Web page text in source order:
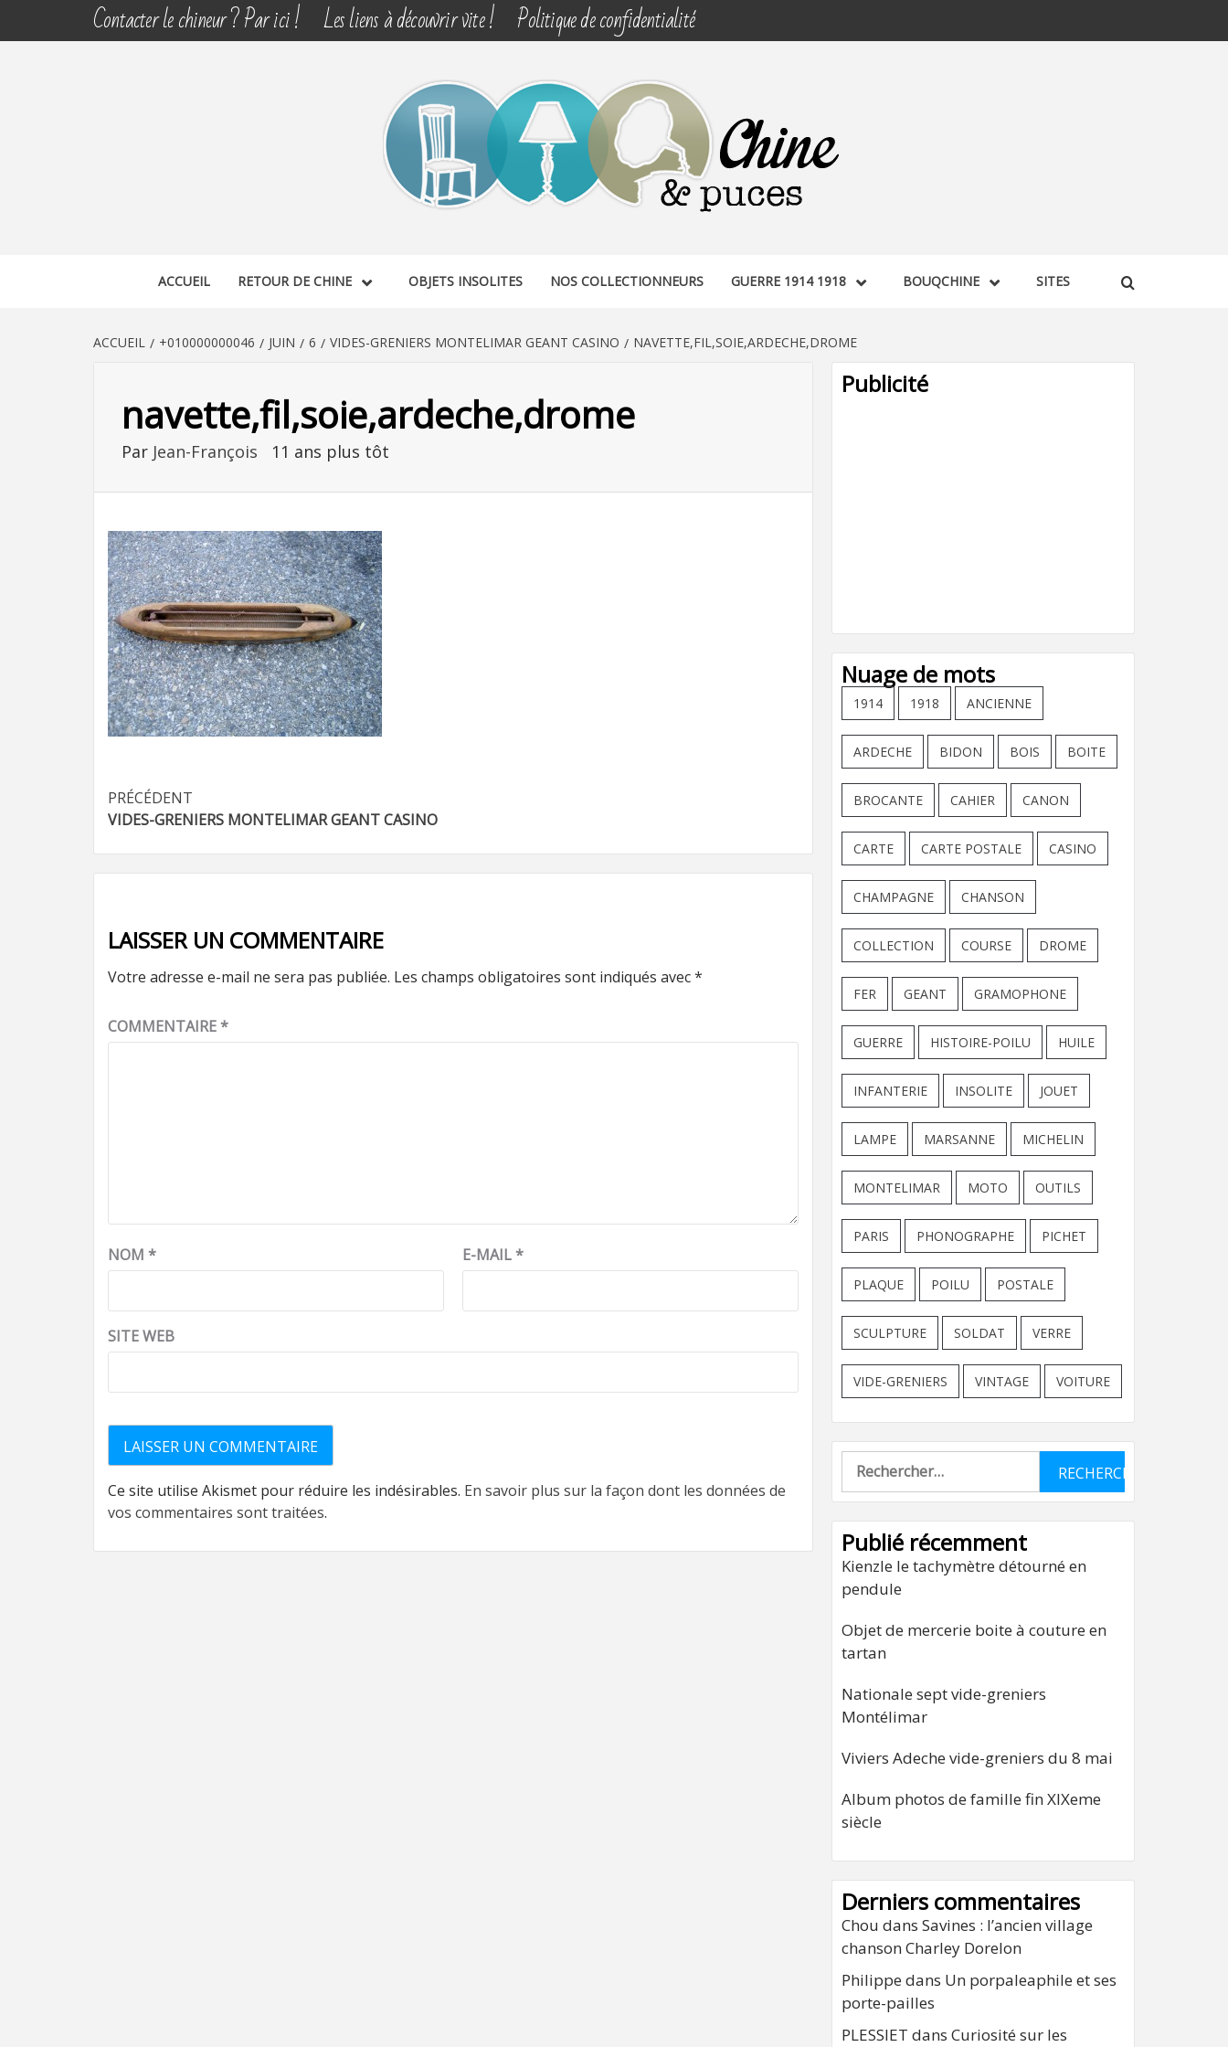
Contacter le chineur ? Par ici ! Les liens à découvrir vite ! Politique de confidentialité
CHINE & PUCES
ACCUEIL RETOUR DE CHINE OBJETS INSOLITES NOS COLLECTIONNEURS GUERRE 1914 1918 BOUQCHINE SITES
ACCUEIL +010000000046 JUIN 6 VIDES-GRENIERS MONTELIMAR GEANT CASINO NAVETTE,FIL,SOIE,ARDECHE,DROME
navette,fil,soie,ardeche,drome
Par Jean-François 11 ans plus tôt
Navigation
d’article
PRÉCÉDENT
VIDES-GRENIERS MONTELIMAR GEANT CASINO
LAISSER UN COMMENTAIRE
Votre adresse e-mail ne sera pas publiée. Les champs obligatoires sont indiqués avec*
COMMENTAIRE*
NOM * E-MAIL*
SITE WEB
Ce site utilise Akismet pour réduire les indésirables. En savoir plus sur la façon dont les données de
vos commentaires sont traitées.
Publicité
Nuage de mots
1914 1918 ANCIENNE
ARDECHE BIDON BOIS BOITE
BROCANTE CAHIER CANON
CARTE CARTE POSTALE CASINO
CHAMPAGNE CHANSON
COLLECTION COURSE DROME
FER GEANT GRAMOPHONE
GUERRE HISTOIRE-POILU HUILE
INFANTERIE INSOLITE JOUET
LAMPE MARSANNE MICHELIN
MONTELIMAR MOTO OUTILS
PARIS PHONOGRAPHE PICHET
PLAQUE POILU POSTALE
SCULPTURE SOLDAT VERRE
VIDE-GRENIERS VINTAGE VOITURE
Rechercher :
Publié récemment
Kienzle le tachymètre détourné en
pendule
Objet de mercerie boite à couture en
tartan
Nationale sept vide-greniers
Montélimar
Viviers Adeche vide-greniers du 8 mai
Album photos de famille fin XIXeme
siècle
Derniers commentaires
Chou dans Savines : l’ancien village
chanson Charley Dorelon
Philippe dans Un porpaleaphile et ses
porte-pailles
PLESSIET dans Curiosité sur les